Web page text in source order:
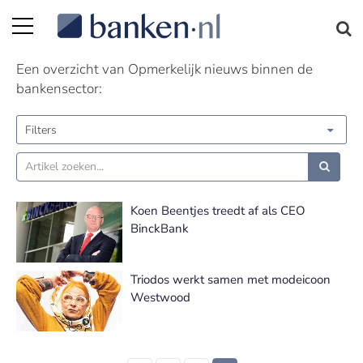
Opmerkelijk nieuws | Pagina 4
Een overzicht van Opmerkelijk nieuws binnen de
bankensector:
Filters
Koen Beentjes treedt af als CEO
BinckBank
Triodos werkt samen met modeicoon
Westwood